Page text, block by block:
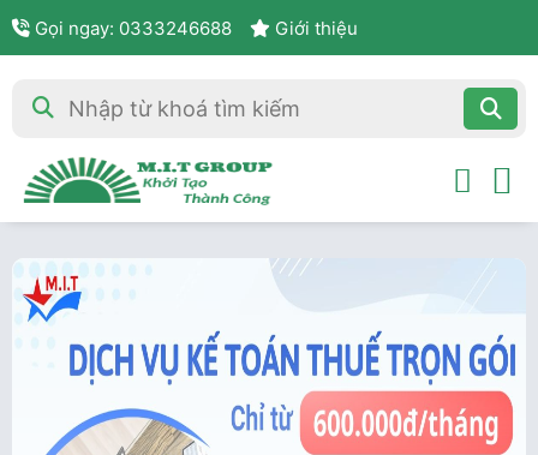
Gọi ngay: 0333246688 Giới thiệu